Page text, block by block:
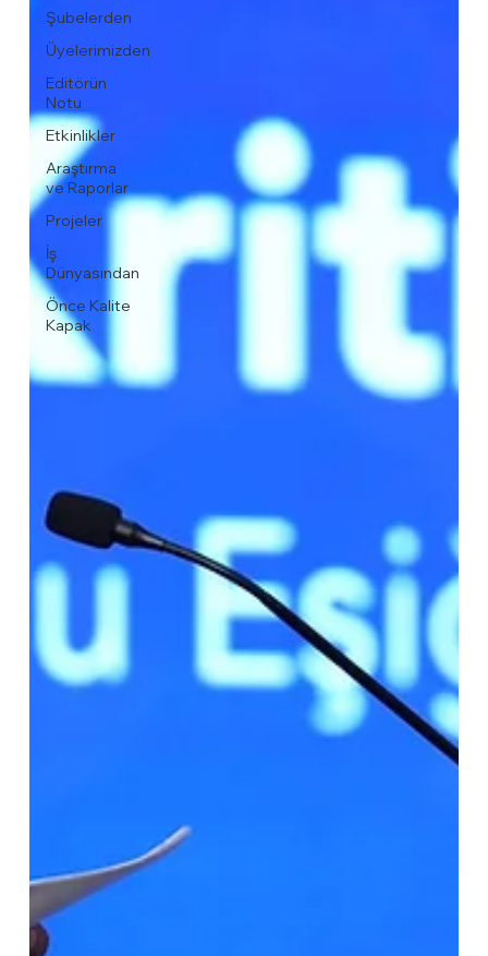
Şubelerden
Üyelerimizden
Editörün
Notu
Etkinlikler
Araştırma
ve Raporlar
Projeler
İş
Dünyasından
Önce Kalite
Kapak